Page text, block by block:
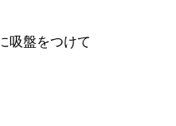
吸盤をつけて